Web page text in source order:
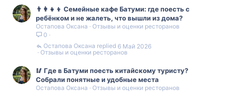
👨‍👩‍👧‍👦 Семейные кафе Батуми: где поесть с
ребёнком и не жалеть, что вышли из дома?
Остапова Оксана
Отзывы и оценки ресторанов
0
Отзывы и оценки ресторанов
6 Май 2026
Остапова Оксана
🥢 Где в Батуми поесть китайскому туристу?
Собрали понятные и удобные места
Остапова Оксана
Отзывы и оценки ресторанов